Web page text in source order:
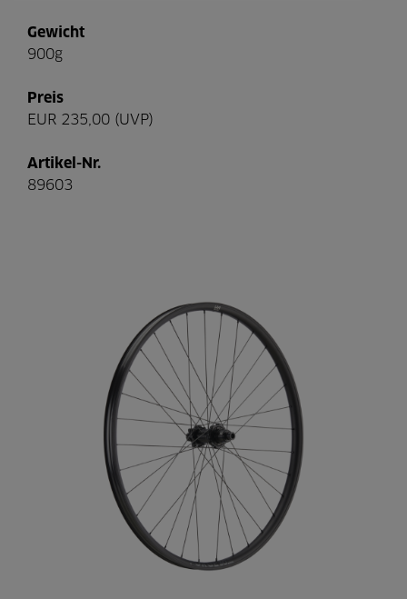
Gewicht
900g
Preis
EUR 235,00 (UVP)
Artikel-Nr.
89603